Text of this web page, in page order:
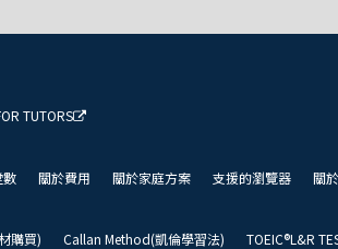
TUTORS
數 關於費用 關於家庭方案 支援的瀏覽器 關
購買) Callan Method(凱倫學習法)
TOEIC®L&R